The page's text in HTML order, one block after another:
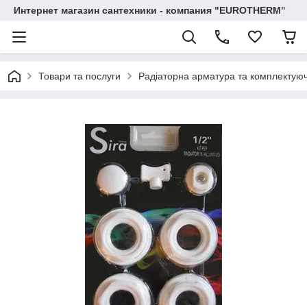
Интернет магазин сантехники - компания "EUROTHERM"
Товари та послуги Радіаторна арматура та